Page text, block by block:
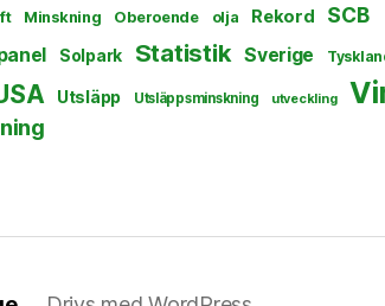
Minskning Oberoende olja Rekord SCB
Solpark Statistik Sverige
Utsläpp Utsläppsminskning utveckling